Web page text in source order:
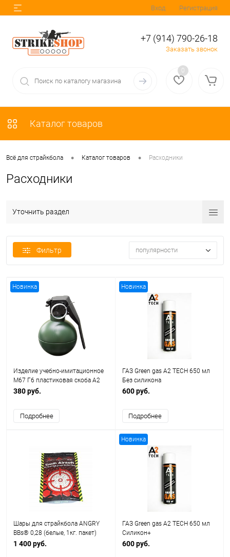
Вход Регистрация
+7 (914) 790-26-18
Заказать звонок
0
Каталог товаров
Всё для страйкбола • Каталог товаров • Расходники
Расходники
Уточнить раздел
Фильтр популярности
Новинка
Изделие учебно-имитационное
М67 Г6 пластиковая скоба A2
tech (горох)
380 руб.
Подробнее
Новинка
ГАЗ Green gas A2 TECH 650 мл
Без силикона
600 руб.
Подробнее
Шары для страйкбола ANGRY
BBs® 0,28 (белые, 1кг. пакет)
Taiwan TJ-028
1 400 руб.
Новинка
ГАЗ Green gas A2 TECH 650 мл
Силикон+
600 руб.